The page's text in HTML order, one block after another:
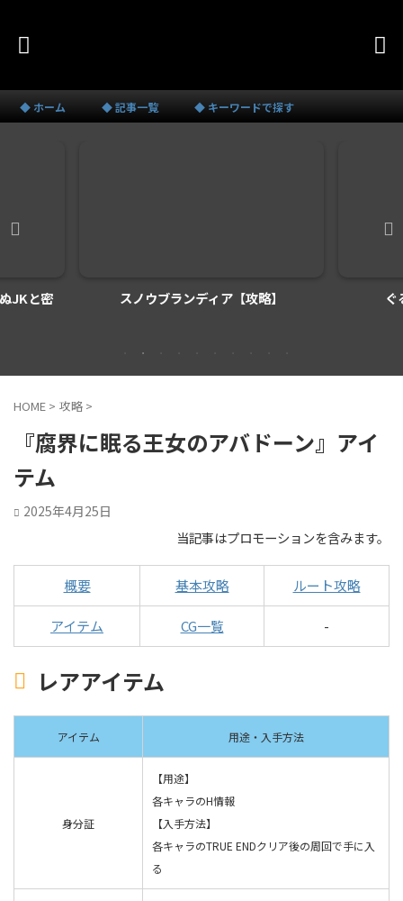
◆ ホーム ◆ 記事一覧 ◆ キーワードで探す
JKと密 スノウブランディア【攻略】 ぐ
HOME > 攻略 >
『腐界に眠る王女のアバドーン』アイ
テム
2025年4月25日
当記事はプロモーションを含みます。
概要 基本攻略 ルート攻略
アイテム CG一覧 -
レアアイテム
アイテム 用途・入手方法
身分証
【用途】
各キャラのH情報
【入手方法】
各キャラのTRUE ENDクリア後の周回で手に入
る